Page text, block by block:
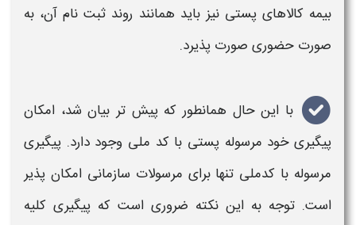
بیمه کالاهای پستینیز باید همانند روند ثبت نامآن، به
صورت حضوری صورت پذیرد.
با این حال همانطور که پیش تر بیان شد، امکان
پیگیریخود مرسوله پستی با کد ملی وجود دارد. پیگیری
مرسوله با کدملی تنها برای مرسولات سازمانی امکان پذیر
است. توجه به این نکته ضروری است که پیگیری کلیه